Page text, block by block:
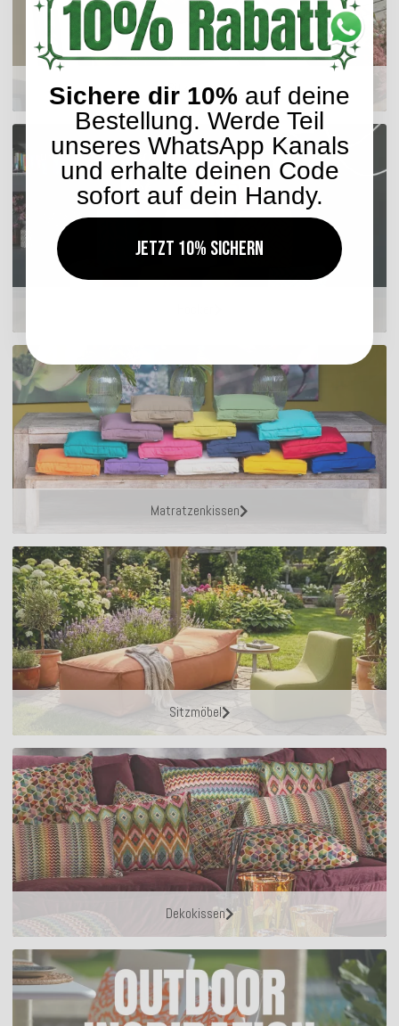
Sitzkissen
Matratzenkissen
Sitzmöbel
Dekokissen
Sichere dir 10% auf deine
Bestellung. Werde Teil
unseres WhatsApp Kanals
und erhalte deinen Code
sofort auf dein Handy.
Jetzt 10% sichern